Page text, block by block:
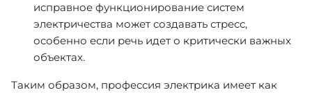
исправное функционирование систем
электричества может создавать стресс,
особенно если речь идет о критически важных
объектах.
Таким образом, профессия электрика имеет как